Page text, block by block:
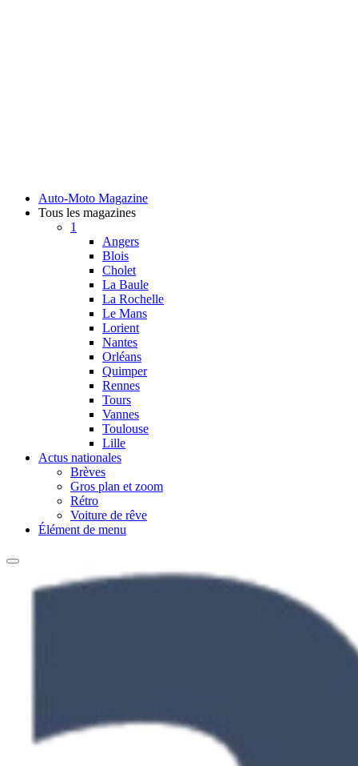
Auto-Moto Magazine
Tous les magazines
1
Angers
Blois
Cholet
La Baule
La Rochelle
Le Mans
Lorient
Nantes
Orléans
Quimper
Rennes
Tours
Vannes
Toulouse
Lille
Actus nationales
Brèves
Gros plan et zoom
Rétro
Voiture de rêve
Élément de menu